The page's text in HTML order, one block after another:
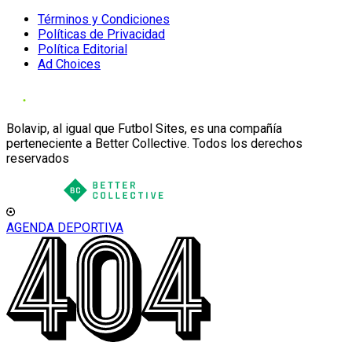
Términos y Condiciones
Políticas de Privacidad
Política Editorial
Ad Choices
Bolavip, al igual que Futbol Sites, es una compañía
perteneciente a Better Collective. Todos los derechos
reservados
AGENDA DEPORTIVA